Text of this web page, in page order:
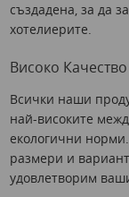
създадена, за да
хотелиерите.
Високо
Всички наши
най-високите
екологични
размери и
удовлетворим